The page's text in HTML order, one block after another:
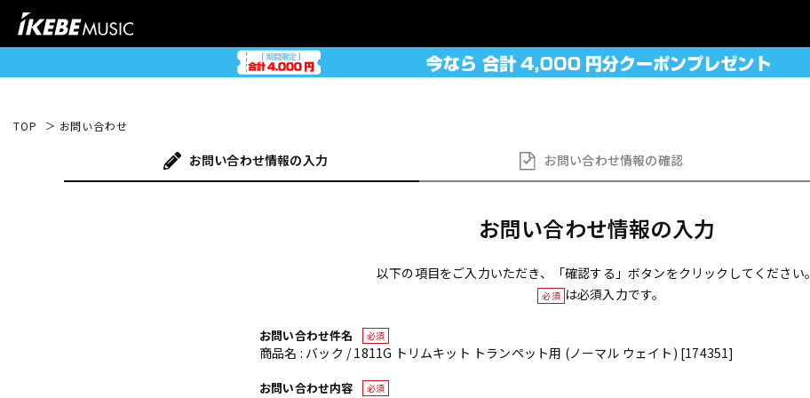
TOP お問い合わせ
お問い合わせ情報の入力 お問い合わせ情報の確認
お問い合わせ情報の入力
以下の項目をご入力いただき、「確認する」ボタンをクリックしてください。
必須 は必須入力です。
お問い合わせ件名 必須
商品名 : バック / 1811G トリムキット トランペット用 (ノーマル ウェイト) [174351]
お問い合わせ内容 必須